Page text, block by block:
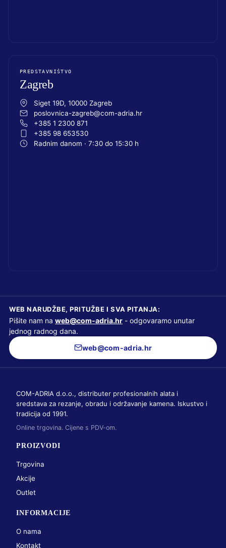
PREDSTAVNIŠTVO
Zagreb
Siget 19D, 10000 Zagreb
poslovnica-zagreb@com-adria.hr
+385 1 2300 871
+385 98 653530
Radnim danom · 7:30 do 15:30 h
WEB NARUDŽBE, PRITUŽBE I SVA PITANJA:
Pišite nam na web@com-adria.hr - odgovaramo unutar
jednog radnog dana.
web@com-adria.hr
COM-ADRIA d.o.o., distributer profesionalnih alata i
sredstava za rezanje, obradu i održavanje kamena. Iskustvo i
tradicija od 1991.
Online trgovina. Cijene s PDV-om.
PROIZVODI
Trgovina
Akcije
Outlet
INFORMACIJE
O nama
Kontakt